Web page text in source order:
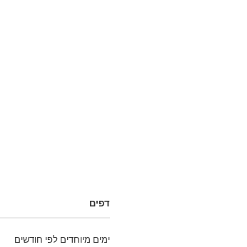
דפים
ימים מיוחדים לפי חודשים